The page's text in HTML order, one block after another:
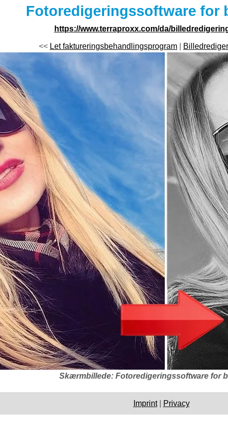
Fotoredigeringssoftware for
https://www.terraproxx.com/da/
<< Let faktureringsbehandlingsprogram
Skærmbillede: Fotoredigeringssoftware for
Imprint| Privacy